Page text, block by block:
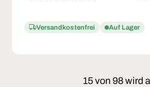
Versandkostenfrei Auf Lager
15 von 98 wird